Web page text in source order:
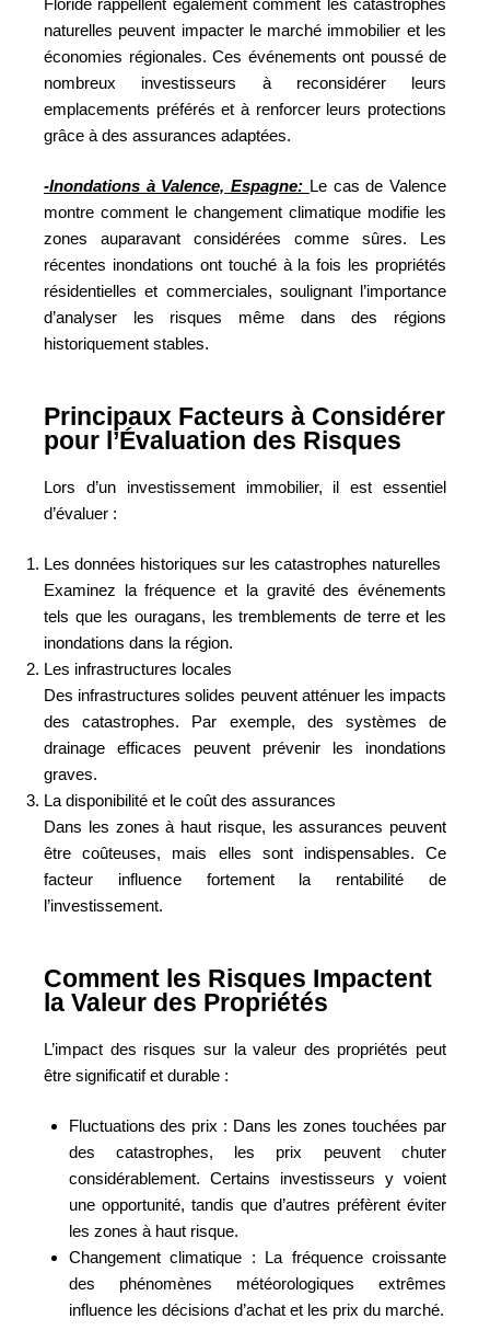
naturelles peuvent impacter le marché immobilier et les
économies régionales. Ces événements ont poussé de
nombreux investisseurs à reconsidérer leurs
emplacements préférés et à renforcer leurs protections
grâce à des assurances adaptées.
-Inondations à Valence, Espagne: Le cas de Valence
montre comment le changement climatique modifie les
zones auparavant considérées comme sûres. Les
récentes inondations ont touché à la fois les propriétés
résidentielles et commerciales, soulignant l’importance
d’analyser les risques même dans des régions
historiquement stables.
Principaux Facteurs à Considérer
pour l’Évaluation des Risques
Lors d’un investissement immobilier, il est essentiel
d’évaluer :
Les données historiques sur les catastrophes naturelles
Examinez la fréquence et la gravité des événements
tels que les ouragans, les tremblements de terre et les
inondations dans la région.
Les infrastructures locales
Des infrastructures solides peuvent atténuer les impacts
des catastrophes. Par exemple, des systèmes de
drainage efficaces peuvent prévenir les inondations
graves.
La disponibilité et le coût des assurances
Dans les zones à haut risque, les assurances peuvent
être coûteuses, mais elles sont indispensables. Ce
facteur influence fortement la rentabilité de
l’investissement.
Comment les Risques Impactent
la Valeur des Propriétés
L’impact des risques sur la valeur des propriétés peut
être significatif et durable :
Fluctuations des prix : Dans les zones touchées par
des catastrophes, les prix peuvent chuter
considérablement. Certains investisseurs y voient
une opportunité, tandis que d’autres préfèrent éviter
les zones à haut risque.
Changement climatique : La fréquence croissante
des phénomènes météorologiques extrêmes
influence les décisions d’achat et les prix du marché.